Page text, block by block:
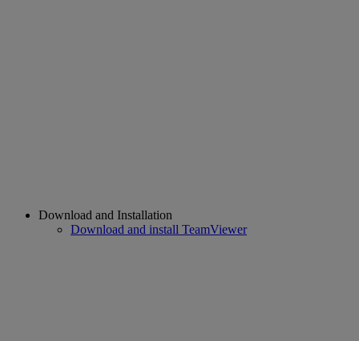
Download and Installation
Download and install TeamViewer